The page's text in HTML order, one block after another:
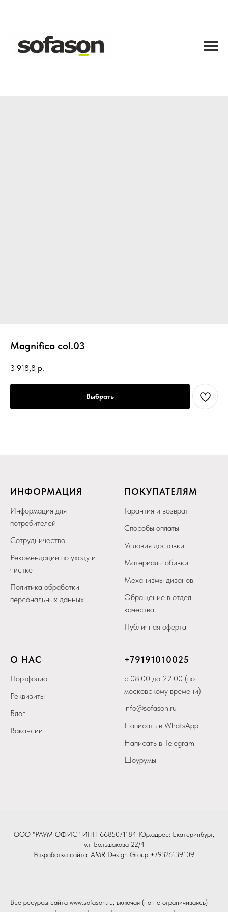
Magnifico col.03
3 918,8 р.
Выбрать
ИНФОРМАЦИЯ
Информация для
потребителей
Сотрудничество
Рекомендации по уходу и
чистке
Политика обработки
персональных данных
ПОКУПАТЕЛЯМ
Гарантия и возврат
Способы оплаты
Условия доставки
Материалы обивки
Механизмы диванов
Обращение в отдел
качества
Публичная оферта
О НАС
Портфолио
Реквизиты
Блог
Вакансии
+79191010025
с 08:00 до 22:00 (по
московскому времени)
info@sofason.ru
Написать в WhatsApp
Написать в Telegram
Шоурумы
ООО "РАУМ ОФИС" ИНН 6685071184 Юр.адрес: Екатеринбург,
ул. Большакова 22/4
Разработка сайта: AMR Design Group +79326139109
Все ресурсы сайта www.sofason.ru, включая (но не ограничиваясь)